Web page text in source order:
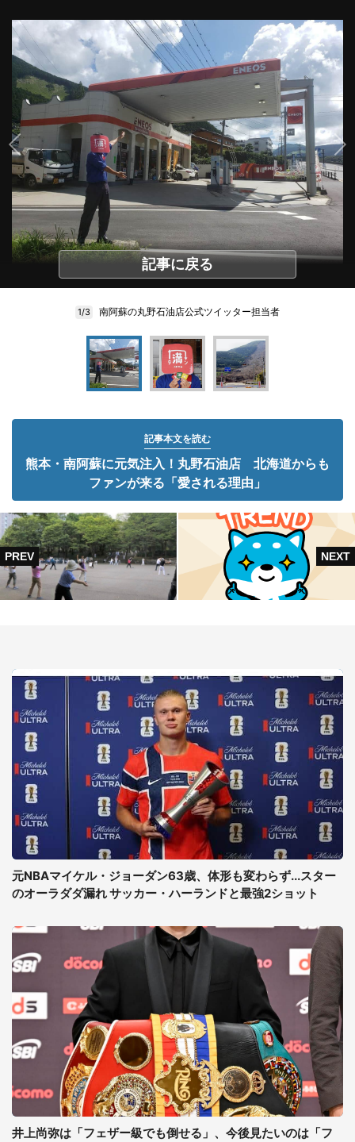
記事に戻る
1/3 南阿蘇の丸野石油店公式ツイッター担当者
記事本文を読む
熊本・南阿蘇に元気注入！丸野石油店 北海道からも
ファンが来る「愛される理由」
元NBAマイケル・ジョーダン63歳、体形も変わらず...スター
のオーラダダ漏れ サッカー・ハーランドと最強2ショット
井上尚弥は「フェザー級でも倒せる」、今後見たいのは「フ